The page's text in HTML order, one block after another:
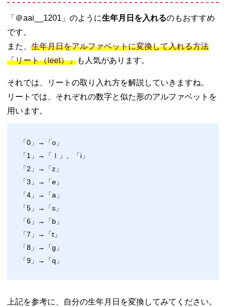
「＠aai__1201」のように生年月日を入れるのもおすすめ
です。
また、 生年月日をアルファベットに変換して入れる方法
「リート（leet）」も人気があります。
それでは、リートの取り入れ方を解説していきますね。
リートでは、それぞれの数字と似た形のアルファベットを
用います。
「0」→「o」
「1」→「ｌ」、「i」
「2」→「z」
「3」→「e」
「4」→「a」
「5」→「s」
「6」→「b」
「7」→「t」
「8」→「g」
「9」→「q」
上記を参考に、自分の生年月日を変換してみてください。